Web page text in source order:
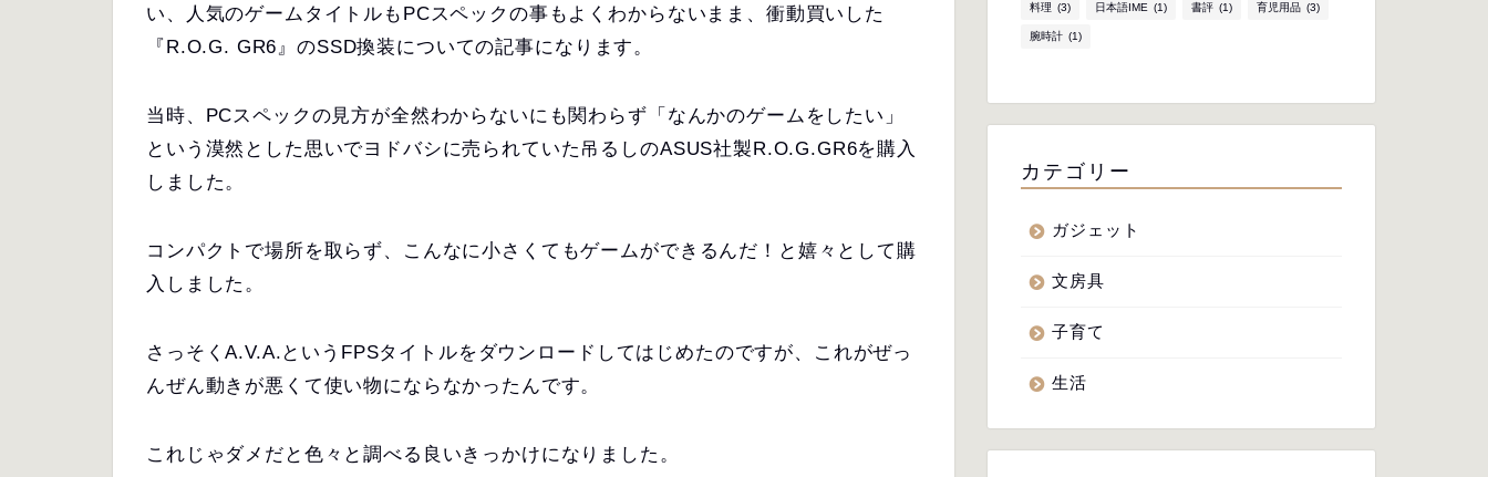
い、人気のゲームタイトルもPCスペックの事もよくわからないまま、衝動買いした
『R.O.G. GR6』のSSD換装についての記事になります。
当時、PCスペックの見方が全然わからないにも関わらず「なんかのゲームをしたい」
という漠然とした思いでヨドバシに売られていた吊るしのASUS社製R.O.G.GR6を購入
しました。
コンパクトで場所を取らず、こんなに小さくてもゲームができるんだ！と嬉々として購
入しました。
さっそくA.V.A.というFPSタイトルをダウンロードしてはじめたのですが、これがぜっ
んぜん動きが悪くて使い物にならなかったんです。
これじゃダメだと色々と調べる良いきっかけになりました。
料理 (3) 日本語IME (1) 書評 (1) 育児用品 (3)
腕時計 (1)
カテゴリー
ガジェット
文房具
子育て
生活